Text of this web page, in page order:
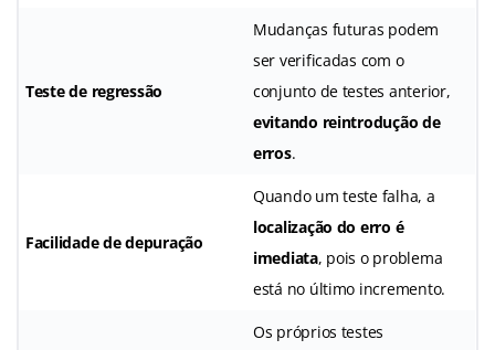
Teste de regressão
Mudanças futuras podem
ser verificadas com o
conjunto de testes anterior,
evitando reintrodução de
erros.
Facilidade de depuração
Quando um teste falha, a
localização do erro é
imediata, pois o problema
está no último incremento.
Os próprios testes